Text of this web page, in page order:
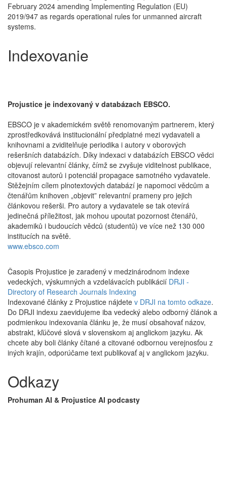
February 2024 amending Implementing Regulation (EU)
2019/947 as regards operational rules for unmanned aircraft
systems.
Indexovanie
Projustice je indexovaný v databázach EBSCO.
EBSCO je v akademickém světě renomovaným partnerem, který
zprostředkovává institucionální předplatné mezi vydavateli a
knihovnami a zviditelňuje periodika i autory v oborových
rešeršních databázích. Díky indexaci v databázích EBSCO vědci
objevují relevantní články, čímž se zvyšuje viditelnost publikace,
citovanost autorů i potenciál propagace samotného vydavatele.
Stěžejním cílem plnotextových databází je napomoci vědcům a
čtenářům knihoven „objevit” relevantní prameny pro jejich
článkovou rešerši. Pro autory a vydavatele se tak otevírá
jedinečná příležitost, jak mohou upoutat pozornost čtenářů,
akademiků i budoucích vědců (studentů) ve více než 130 000
institucích na světě.
www.ebsco.com
Časopis Projustice je zaradený v medzinárodnom indexe
vedeckých, výskumných a vzdelávacích publikácií DRJI -
Directory of Research Journals Indexing
Indexované články z Projustice nájdete v DRJI na tomto odkaze.
Do DRJI indexu zaevidujeme iba vedecký alebo odborný článok a
podmienkou indexovania článku je, že musí obsahovať názov,
abstrakt, kľúčové slová v slovenskom aj anglickom jazyku. Ak
chcete aby boli články čítané a citované odbornou verejnosťou z
iných krajín, odporúčame text publikovať aj v anglickom jazyku.
Odkazy
Prohuman AI & Projustice AI podcasty